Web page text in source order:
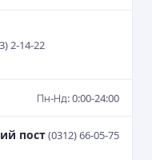
2-14-22
Пн-Нд: 0:00-24:00
пост(0312) 66-05-75